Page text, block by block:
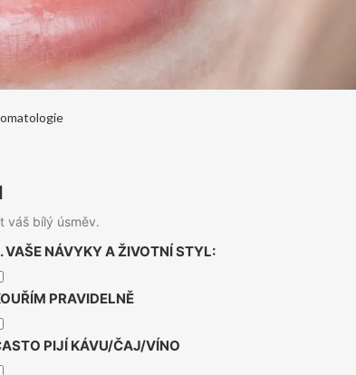
váš bílý úsměv.
VAŠE NÁVYKY A ŽIVOTNÍ STYL:
PRAVIDELNĚ
PIJÍ KÁVU/ČAJ/VÍNO